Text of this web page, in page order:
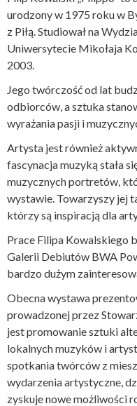
urodzony w 1975 roku w
z Piłą. Studiował na
Uniwersytecie Mikołaja
2003.
Jego twórczość od lat
odbiorców, a sztuka
wyrażania pasji i
Artysta jest również
fascynacja muzyką stała
muzycznych portretów,
wystawie. Towarzyszy jej
którzy są inspiracją dla
Prace Filipa Kowalskiego
Galerii Debiutów BWA
bardzo dużym
Obecna wystawa
prowadzonej przez
jest promowanie sztuki
lokalnych muzyków i
spotkania twórców z
wydarzenia artystyczne,
zyskuje nowe możliwości